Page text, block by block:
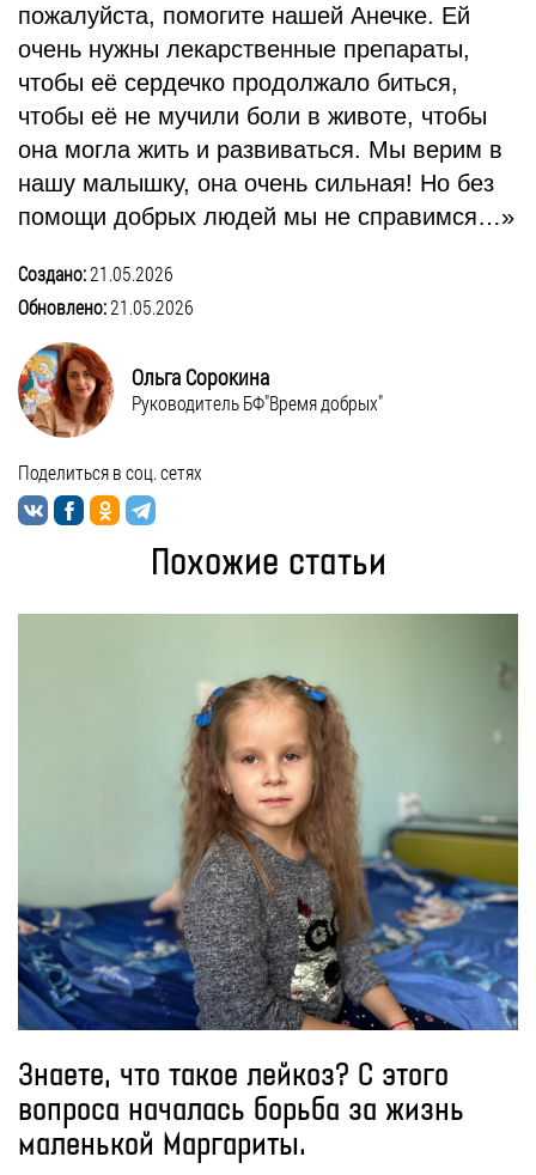
пожалуйста, помогите нашей Анечке. Ей
очень нужны лекарственные препараты,
чтобы её сердечко продолжало биться,
чтобы её не мучили боли в животе, чтобы
она могла жить и развиваться. Мы верим в
нашу малышку, она очень сильная! Но без
помощи добрых людей мы не справимся…»
Создано:21.05.2026
Обновлено:21.05.2026
Ольга Сорокина
Руководитель БФ"Время добрых"
Поделиться в соц. сетях
Похожие статьи
Знаете, что такое лейкоз? С этого
вопроса началась борьба за жизнь
маленькой Маргариты.